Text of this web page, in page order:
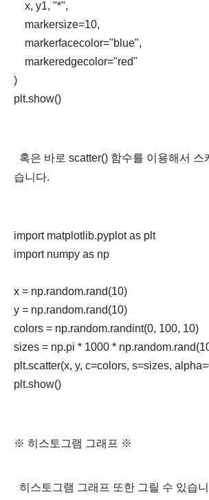
    x, y1, "*",
    markersize=10,
    markerfacecolor="blue",
    markeredgecolor="red"
)
plt.show()
혹은 바로 scatter() 함수를 이용해서 스
습니다.
import matplotlib.pyplot as plt
import numpy as np
x = np.random.rand(10)
y = np.random.rand(10)
colors = np.random.randint(0, 100, 10)
sizes = np.pi * 1000 *
plt.scatter(x, y, c=colors, s=sizes,
plt.show()
※ 히스토그램 그래프 ※
히스토그램 그래프 또한 그릴 수 있습